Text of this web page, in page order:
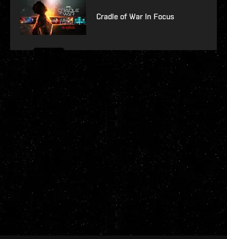
Cradle of War In Focus